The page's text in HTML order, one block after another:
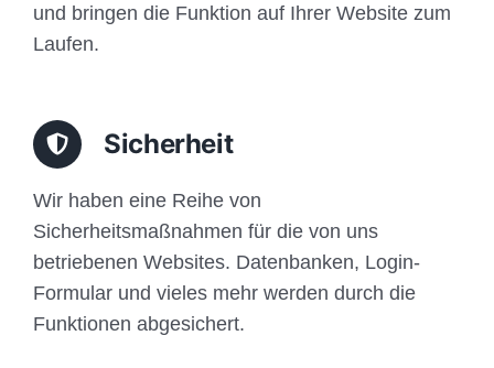
und bringen die Funktion auf Ihrer Website zum
Laufen.
Sicherheit
Wir haben eine Reihe von
Sicherheitsmaßnahmen für die von uns
betriebenen Websites. Datenbanken, Login-
Formular und vieles mehr werden durch die
Funktionen abgesichert.